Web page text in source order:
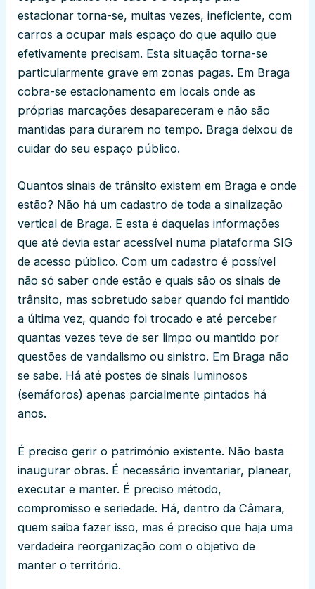
estacionar torna-se, muitas vezes, ineficiente, com
carros a ocupar mais espaço do que aquilo que
efetivamente precisam. Esta situação torna-se
particularmente grave em zonas pagas. Em Braga
cobra-se estacionamento em locais onde as
próprias marcações desapareceram e não são
mantidas para durarem no tempo. Braga deixou de
cuidar do seu espaço público.
Quantos sinais de trânsito existem em Braga e onde
estão? Não há um cadastro de toda a sinalização
vertical de Braga. E esta é daquelas informações
que até devia estar acessível numa plataforma SIG
de acesso público. Com um cadastro é possível
não só saber onde estão e quais são os sinais de
trânsito, mas sobretudo saber quando foi mantido
a última vez, quando foi trocado e até perceber
quantas vezes teve de ser limpo ou mantido por
questões de vandalismo ou sinistro. Em Braga não
se sabe. Há até postes de sinais luminosos
(semáforos) apenas parcialmente pintados há
anos.
É preciso gerir o património existente. Não basta
inaugurar obras. É necessário inventariar, planear,
executar e manter. É preciso método,
compromisso e seriedade. Há, dentro da Câmara,
quem saiba fazer isso, mas é preciso que haja uma
verdadeira reorganização com o objetivo de
manter o território.